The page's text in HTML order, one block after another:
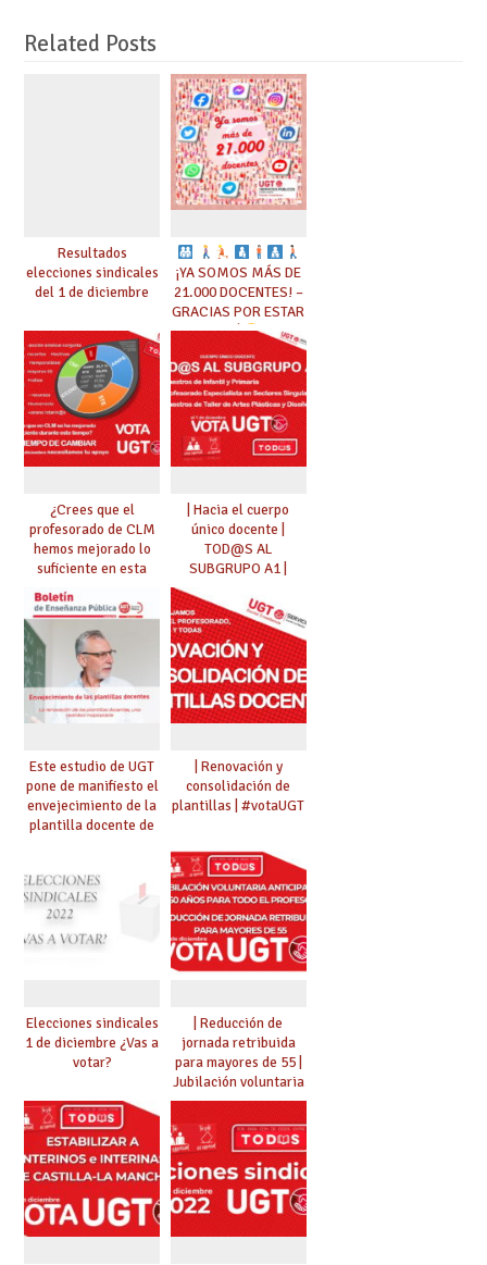
Related Posts
Resultados
elecciones sindicales
del 1 de diciembre
¡YA SOMOS MÁS DE
21.000 DOCENTES! –
GRACIAS POR ESTAR
AHÍ
¿Crees que el
profesorado de CLM
hemos mejorado lo
suficiente en esta
última década? ES
TIEMPO DE CAMBIAR
#votaUGT
| Hacia el cuerpo
único docente |
TOD@S AL
SUBGRUPO A1 |
Este estudio de UGT
pone de manifiesto el
envejecimiento de la
plantilla docente de
plantillas docentes,
una realidad
inaplazable
| Renovación y
consolidación de
plantillas | #votaUGT
Elecciones sindicales
1 de diciembre ¿Vas a
votar?
| Reducción de
jornada retribuida
para mayores de 55 |
Jubilación voluntaria
anticipada a los 60
años para todo el
profesorado |
#votaUGT